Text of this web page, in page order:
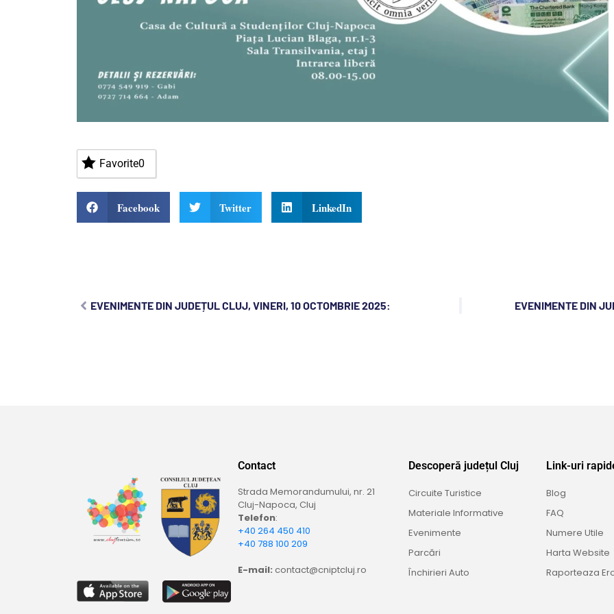
Favorite0
Facebook Twitter LinkedIn
EVENIMENTE DIN JUDEȚUL CLUJ, VINERI, 10 OCTOMBRIE 2025: EVENIMENTE DIN
Contact
Strada Memorandumului, nr. 21
Cluj-Napoca, Cluj
Telefon:
+40 264 450 410
+40 788 100 209
E-mail: contact@cniptcluj.ro
Descoperă județul Cluj
Circuite Turistice
Materiale Informative
Evenimente
Parcări
Închirieri Auto
Link-uri
Blog
FAQ
Numere Utile
Harta Website
Raporteaza